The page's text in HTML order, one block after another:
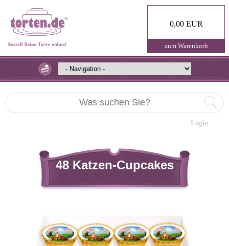
0,00 EUR
zum Warenkorb
Login
48 Katzen-Cupcakes